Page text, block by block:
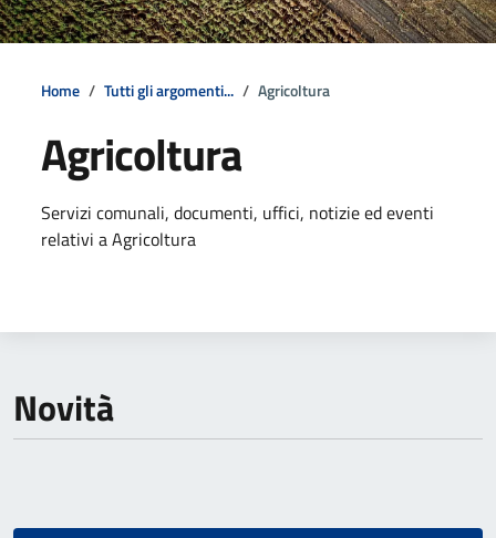
Home Tutti gli argomenti... Agricoltura
Agricoltura
Dettagli della notizia
Servizi comunali, documenti, uffici, notizie ed eventi
relativi a Agricoltura
Novità